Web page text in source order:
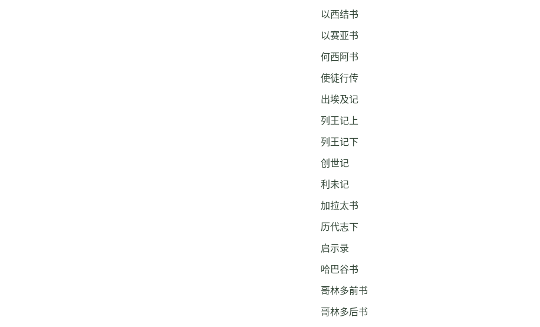
以西结书
以赛亚书
何西阿书
使徒行传
出埃及记
列王记上
列王记下
创世记
利未记
加拉太书
历代志下
启示录
哈巴谷书
哥林多前书
哥林多后书